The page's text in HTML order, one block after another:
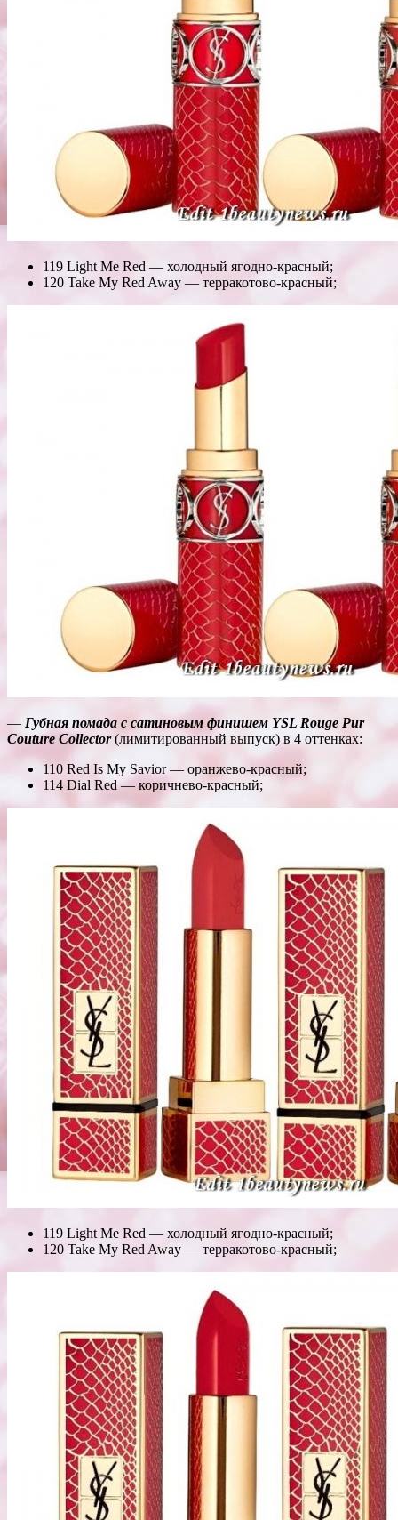
119 Light Me Red — холодный ягодно-красный;
120 Take My Red Away — терракотово-красный;
— Губная помада с сатиновым финишем YSL Rouge Pur
Couture Collector(лимитированный выпуск) в 4 оттенках:
110 Red Is My Savior — оранжево-красный;
114 Dial Red — коричнево-красный;
119 Light Me Red — холодный ягодно-красный;
120 Take My Red Away — терракотово-красный;